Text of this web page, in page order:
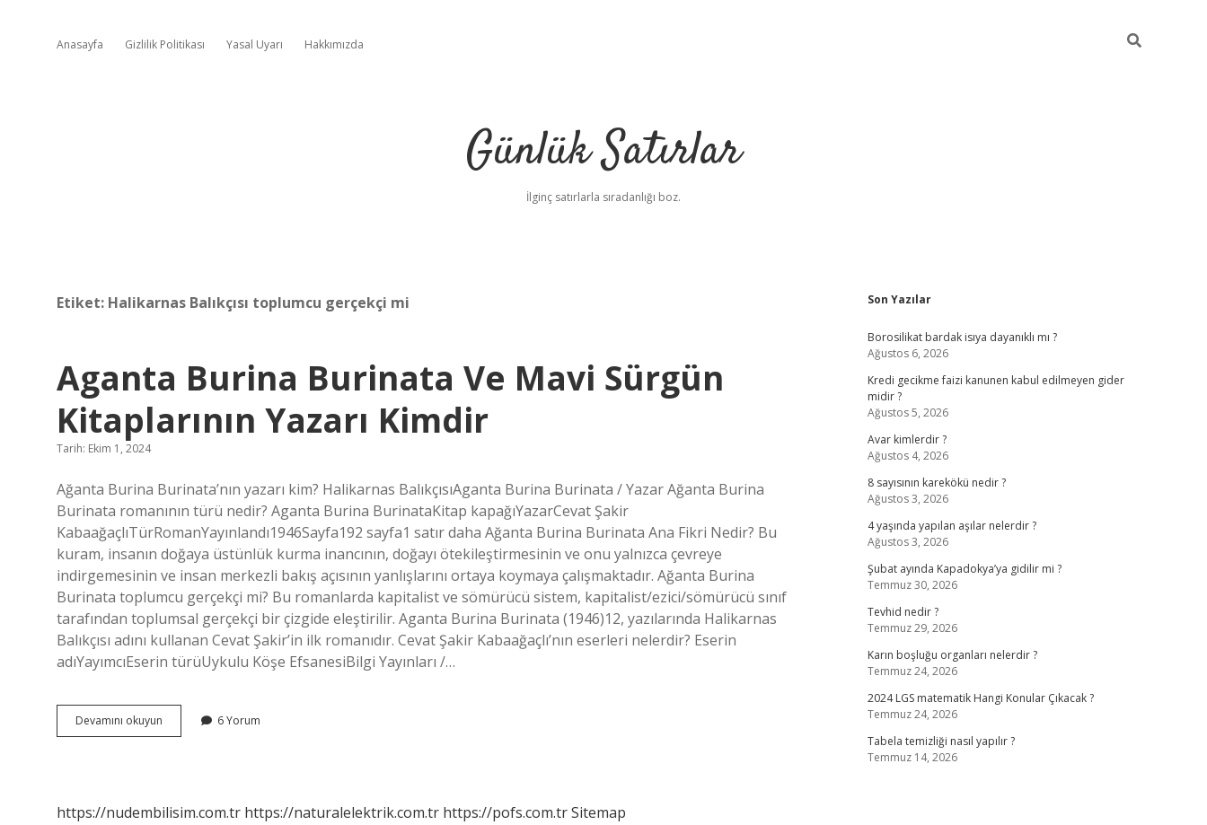
Anasayfa Gizlilik Politikası Yasal Uyarı Hakkımızda
Günlük Satırlar
İlginç satırlarla sıradanlığı boz.
Etiket: Halikarnas Balıkçısı toplumcu gerçekçi mi
Aganta Burina Burinata Ve Mavi Sürgün
Kitaplarının Yazarı Kimdir
Tarih: Ekim 1, 2024
Ağanta Burina Burinata’nın yazarı kim? Halikarnas BalıkçısıAganta Burina Burinata / Yazar Ağanta Burina
Burinata romanının türü nedir? Aganta Burina BurinataKitap kapağıYazarCevat Şakir
KabaağaçlıTürRomanYayınlandı1946Sayfa192 sayfa1 satır daha Ağanta Burina Burinata Ana Fikri Nedir? Bu
kuram, insanın doğaya üstünlük kurma inancının, doğayı ötekileştirmesinin ve onu yalnızca çevreye
indirgemesinin ve insan merkezli bakış açısının yanlışlarını ortaya koymaya çalışmaktadır. Ağanta Burina
Burinata toplumcu gerçekçi mi? Bu romanlarda kapitalist ve sömürücü sistem, kapitalist/ezici/sömürücü sınıf
tarafından toplumsal gerçekçi bir çizgide eleştirilir. Aganta Burina Burinata (1946)12, yazılarında Halikarnas
Balıkçısı adını kullanan Cevat Şakir’in ilk romanıdır. Cevat Şakir Kabaağaçlı’nın eserleri nelerdir? Eserin
adıYayımcıEserin türüUykulu Köşe EfsanesiBilgi Yayınları /…
Devamını okuyun
Burina
Kitaplarının
6 Yorum
https://nudembilisim.com.tr https://naturalelektrik.com.tr https://pofs.com.trSitemap
Sidebar
Son Yazılar
Borosilikat bardak isıya dayanıklı mı ?
Ağustos 6, 2026
Kredi gecikme faizi kanunen kabul edilmeyen gider
midir ?
Ağustos 5, 2026
Avar kimlerdir ?
Ağustos 4, 2026
8 sayısının karekökü nedir ?
Ağustos 3, 2026
4 yaşında yapılan aşılar nelerdir ?
Ağustos 3, 2026
Şubat ayında Kapadokya’ya gidilir mi ?
Temmuz 30, 2026
Tevhid nedir ?
Temmuz 29, 2026
Karın boşluğu organları nelerdir ?
Temmuz 24, 2026
2024 LGS matematik Hangi Konular Çıkacak ?
Temmuz 24, 2026
Tabela temizliği nasıl yapılır ?
Temmuz 14, 2026